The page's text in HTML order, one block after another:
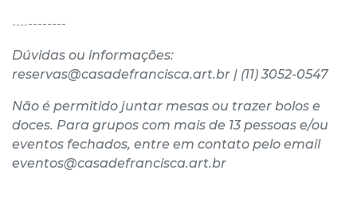
------------
Dúvidas ou informações:
reservas@casadefrancisca.art.br | (11) 3052-0547
Não é permitido juntar mesas ou trazer bolos e
doces. Para grupos com mais de 13 pessoas e/ou
eventos fechados, entre em contato pelo email
eventos@casadefrancisca.art.br